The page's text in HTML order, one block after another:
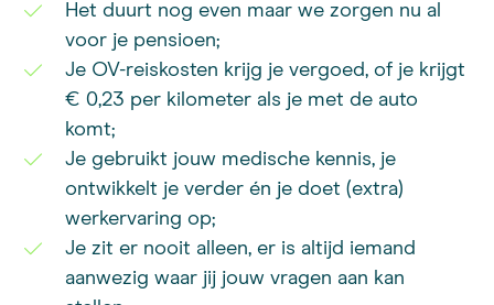
Het duurt nog even maar we zorgen nu al
voor je pensioen;
Je OV-reiskosten krijg je vergoed, of je krijgt
€ 0,23 per kilometer als je met de auto
komt;
Je gebruikt jouw medische kennis, je
ontwikkelt je verder én je doet (extra)
werkervaring op;
Je zit er nooit alleen, er is altijd iemand
aanwezig waar jij jouw vragen aan kan